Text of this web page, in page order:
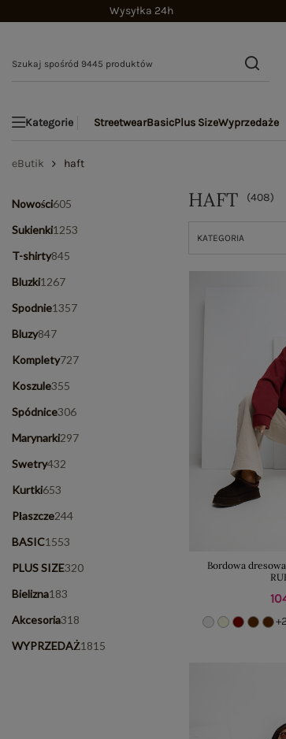
Wysyłka 24h
Kategorie StreetwearBasicPlus SizeWyprzedaże
eButik haft
Nowości605
Sukienki1253
T-shirty845
Bluzki1267
Spodnie1357
Bluzy847
Komplety727
Koszule355
Spódnice306
Marynarki297
Swetry432
Kurtki653
Płaszcze244
BASIC1553
PLUS SIZE320
Bielizna183
Akcesoria318
WYPRZEDAŻ1815
HAFT (408)
KATEGORIA
Bordowa
+2